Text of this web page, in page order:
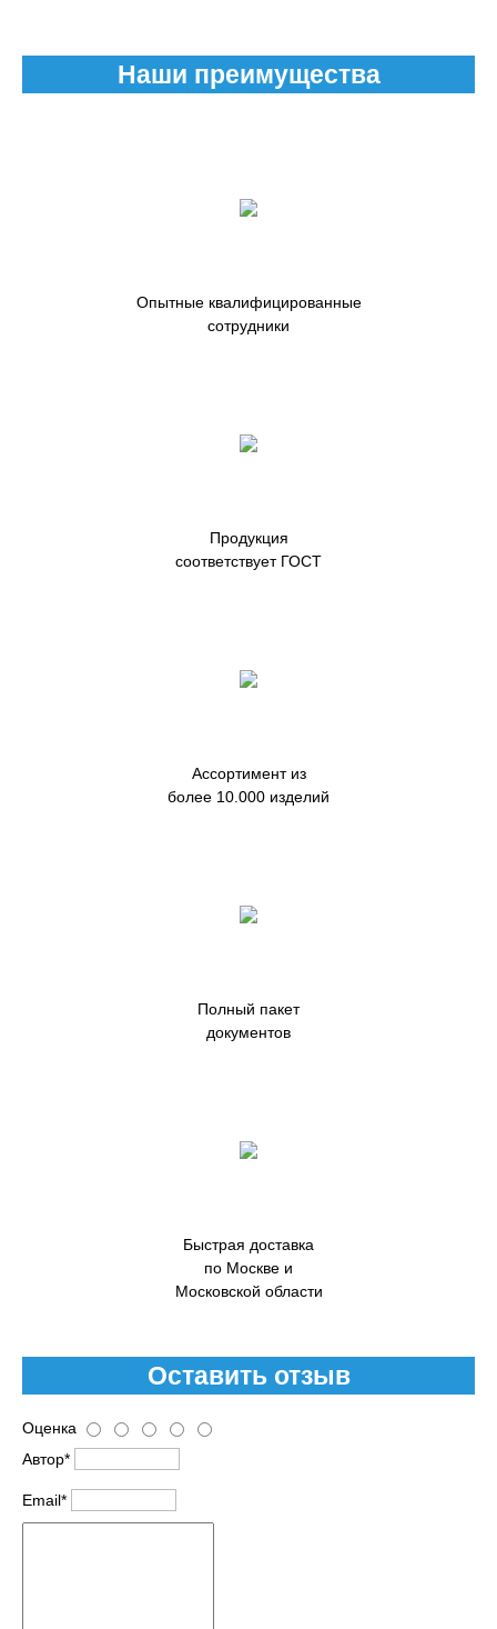
Наши преимущества
Опытные квалифицированные
сотрудники
Продукция
соответствует ГОСТ
Ассортимент из
более 10.000 изделий
Полный пакет
документов
Быстрая доставка
по Москве и
Московской области
Оставить отзыв
Оценка
Автор*
Email*